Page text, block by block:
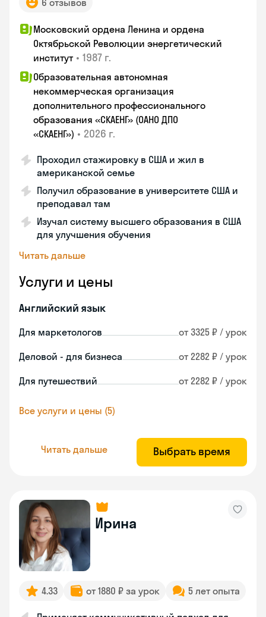
6 отзывов
Московский ордена Ленина и ордена
Октябрьской Революции энергетический
институт • 1987 г.
Образовательная автономная
некоммерческая организация
дополнительного профессионального
образования «СКАЕНГ» (ОАНО ДПО
«СКАЕНГ») • 2026 г.
Проходил стажировку в США и жил в
американской семье
Получил образование в университете США и
преподавал там
Изучал систему высшего образования в США
для улучшения обучения
Читать дальше
Услуги и цены
Английский язык
Для маркетологов от 3325 ₽ / урок
Деловой - для бизнеса от 2282 ₽ / урок
Для путешествий от 2282 ₽ / урок
Все услуги и цены (5)
Читать дальше Выбрать время
Ирина
4.33 от 1880 ₽ за урок 5 лет опыта